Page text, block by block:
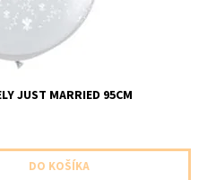
JUST MARRIED 95CM